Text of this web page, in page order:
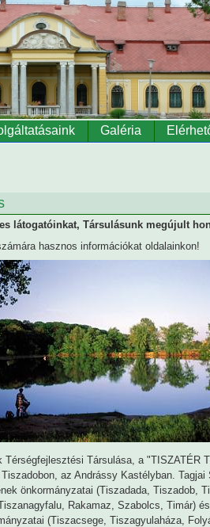
Galéria
látogatóinkat, Társulásunk megújult
hasznos információkat oldalainkon!
Térségfejlesztési Társulása, a "TISZATÉR
az Andrássy Kastélyban. Tagjai
önkormányzatai (Tiszadada, Tiszadob,
Rakamaz, Szabolcs, Timár)
(Tiszacsege, Tiszagyulaháza,